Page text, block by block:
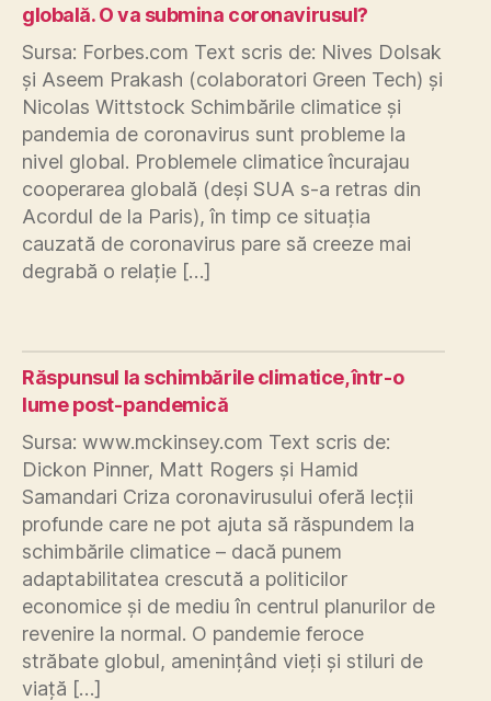
globală. O va submina coronavirusul?
Sursa: Forbes.com Text scris de: Nives Dolsak
și Aseem Prakash (colaboratori Green Tech) și
Nicolas Wittstock Schimbările climatice și
pandemia de coronavirus sunt probleme la
nivel global. Problemele climatice încurajau
cooperarea globală (deși SUA s-a retras din
Acordul de la Paris), în timp ce situația
cauzată de coronavirus pare să creeze mai
degrabă o relație […]
Răspunsul la schimbările climatice, într-o
lume post-pandemică
Sursa: www.mckinsey.com Text scris de:
Dickon Pinner, Matt Rogers și Hamid
Samandari Criza coronavirusului oferă lecții
profunde care ne pot ajuta să răspundem la
schimbările climatice – dacă punem
adaptabilitatea crescută a politicilor
economice și de mediu în centrul planurilor de
revenire la normal. O pandemie feroce
străbate globul, amenințând vieți și stiluri de
viață […]